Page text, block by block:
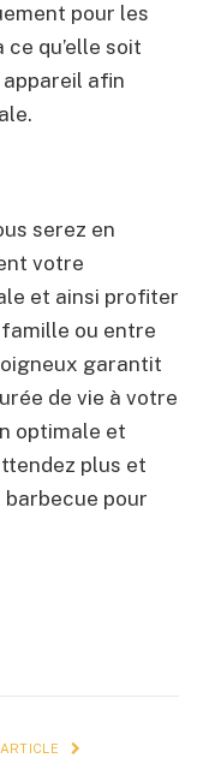
pour les
qu’elle soit
afin
serez en
votre
et ainsi profiter
ou entre
garantit
de vie à votre
optimale et
plus et
pour